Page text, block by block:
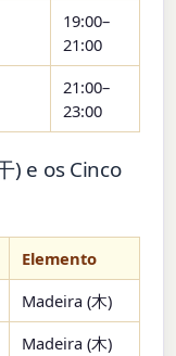
19:00–
21:00
21:00–
23:00
) e os Cinco
Elemento
Madeira (木)
Madeira (木)